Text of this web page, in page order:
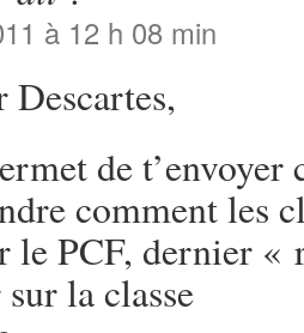
à 12 h 08 min
de
comment les
le PCF, dernier
la classe